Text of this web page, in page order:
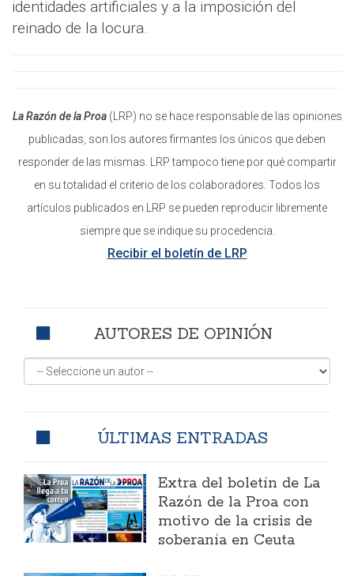
identidades artificiales y a la imposición del
reinado de la locura.
La Razón de la Proa(LRP) no se hace responsable de las opiniones
publicadas, son los autores firmantes los únicos que deben
responder de las mismas. LRP tampoco tiene por qué compartir
en su totalidad el criterio de los colaboradores. Todos los
artículos publicados en LRP se pueden reproducir libremente
siempre que se indique su procedencia.
Recibir el boletín de LRP
AUTORES DE OPINIÓN
ÚLTIMAS ENTRADAS
Extra del boletín de La
Razón de la Proa con
motivo de la crisis de
soberanía en Ceuta